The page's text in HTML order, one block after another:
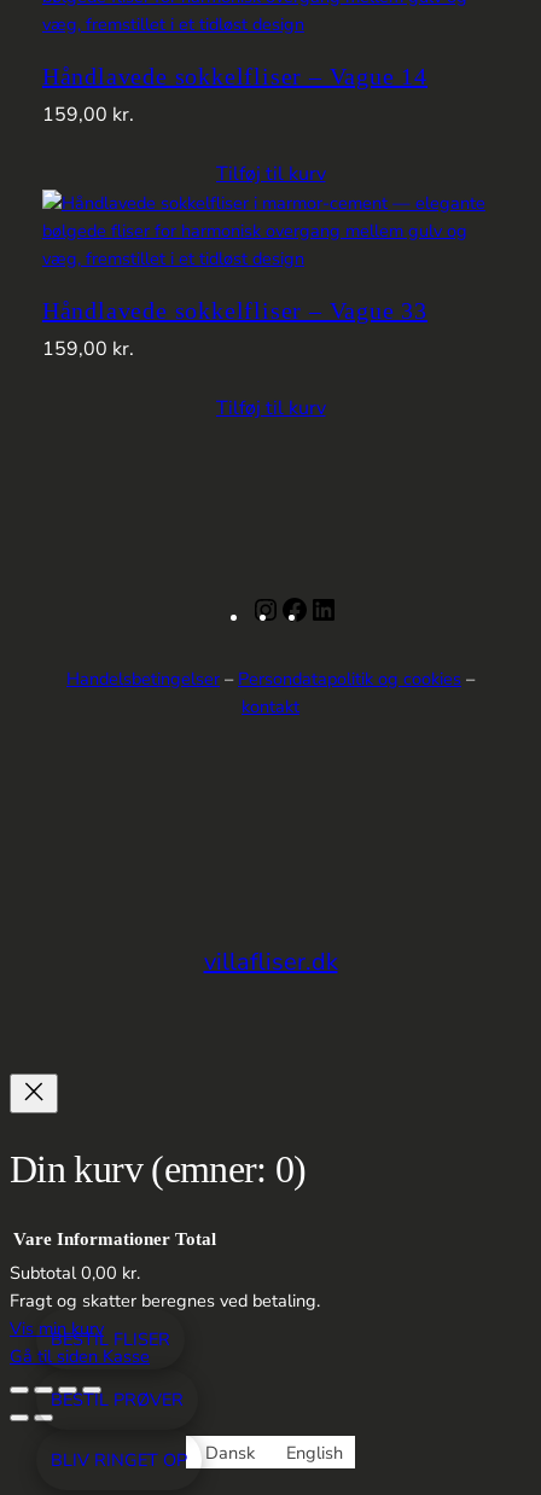
Håndlavede sokkelfliser – Vague 14
159,00 kr.
Tilføj til kurv
Håndlavede sokkelfliser – Vague 33
159,00 kr.
Tilføj til kurv
Instagram
Facebook
Handelsbetingelser – Persondatapolitik og cookies –
kontakt
BESTIL FLISER
BESTIL PRØVER
BLIV RINGET OP
villafliser.dk
Din kurv(emner: 0)
Varer
i
indkøbskurv
Vare Informationer Total
Subtotal0,00 kr.
Fragt og skatter beregnes ved betaling.
Vis min kurv
Gå til siden Kasse
Dansk English